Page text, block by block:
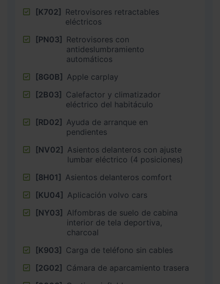
[K702] Retrovisores retractables
eléctricos
[PN03] Retrovisores con
antideslumbramiento
automáticos
[8G0B] Apple carplay
[2B03] Calefactor y climatizador
eléctrico del habitáculo
[RD02] Ayuda de arranque en
pendientes
[NV02] Asientos delanteros con ajuste
lumbar eléctrico (4 posiciones)
[8H01] Asientos delanteros comfort
[KU04] Aplicación volvo cars
[NY03] Alfombras de suelo de cabina
interior de tela deportiva,
charcoal
[K903] Carga de teléfono sin cables
[2G02] Cámara de aparcamiento trasera